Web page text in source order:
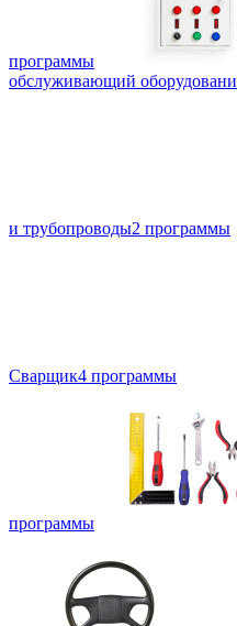
программы
обслуживающий
и трубопроводы2 программы
Сварщик4 программы
программы